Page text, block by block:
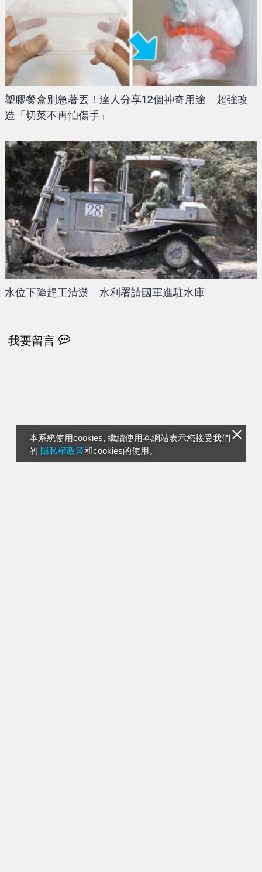
本系統使用cookies, 繼續使用本網站表示您接受我們
的 隱私權政策和cookies的使用。
塑膠餐盒別急著丟！達人分享12個神奇用途 超強改
造「切菜不再怕傷手」
水位下降趕工清淤 水利署請國軍進駐水庫
我要留言